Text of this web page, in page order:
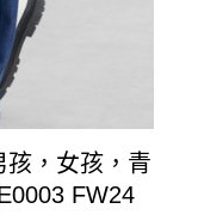
孩，女孩，青
FW24